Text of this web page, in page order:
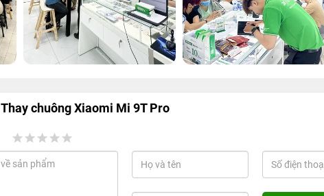
Thay chuông Xiaomi Mi 9T Pro